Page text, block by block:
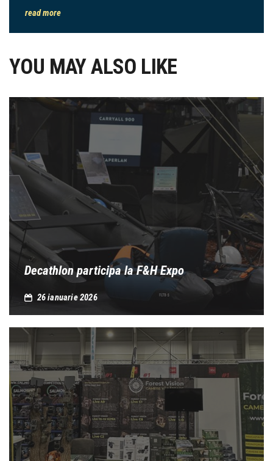
read more
YOU MAY ALSO LIKE
Decathlon participa la F&H Expo
26 ianuarie 2026